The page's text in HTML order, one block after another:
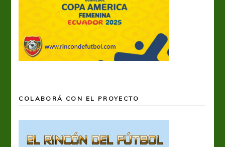
COLABORÁ CON EL PROYECTO